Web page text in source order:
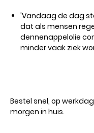
'Vandaag de dag
dat als mensen
dennenappelolie
minder vaak ziek
Bestel snel, op
morgen in huis.